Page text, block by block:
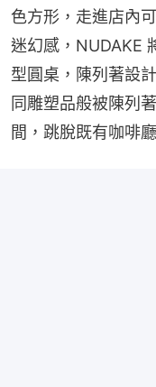
色方形，走進店內
迷幻感，NUDAKE
型圓桌，陳列著設
同雕塑品般被陳列
間，跳脫既有咖啡